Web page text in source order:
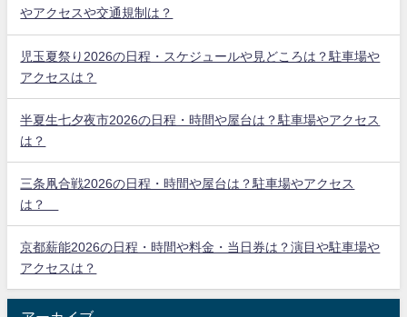
やアクセスや交通規制は？
児玉夏祭り2026の日程・スケジュールや見どころは？駐車場や
アクセスは？
半夏生七夕夜市2026の日程・時間や屋台は？駐車場やアクセス
は？
三条凧合戦2026の日程・時間や屋台は？駐車場やアクセス
は？
京都薪能2026の日程・時間や料金・当日券は？演目や駐車場や
アクセスは？